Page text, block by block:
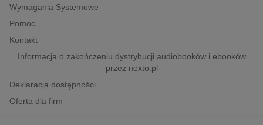
Wymagania Systemowe
Pomoc
Kontakt
Informacja o zakończeniu dystrybucji audiobooków i ebooków
przez nexto.pl
Deklaracja dostępności
Oferta dla firm